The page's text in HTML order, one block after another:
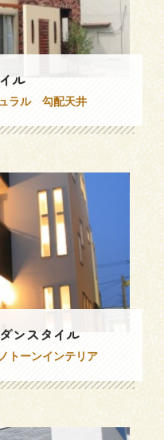
せ 資料請求
ル
ラル 勾配天井
ンスタイル
トーンインテリア